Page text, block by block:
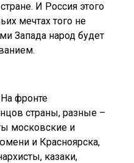
И Россия этого
мечтах того не
Запада народ будет
фронте
страны, разные –
московские и
и Красноярска,
казаки,